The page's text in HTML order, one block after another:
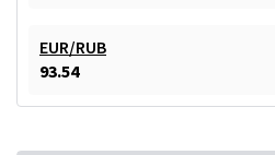
EUR/RUB
93.54